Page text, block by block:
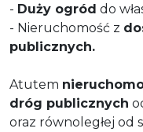
- Duży ogród do
- Nieruchomość z
publicznych.
Atutem
dróg publicznych
oraz równoległej od